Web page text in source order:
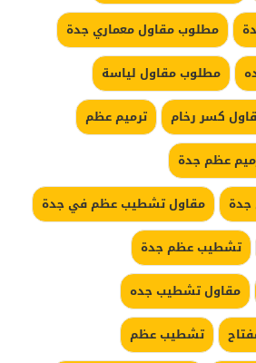
مطلوب مقاول معماري جدة
مطلوب مقاول لياسة
كسر رخام
ترميم عظم
عظم جدة
مقاول تشطيب عظم في جدة
تشطيب عظم جدة
مقاول تشطيب جده
تشطيب عظم